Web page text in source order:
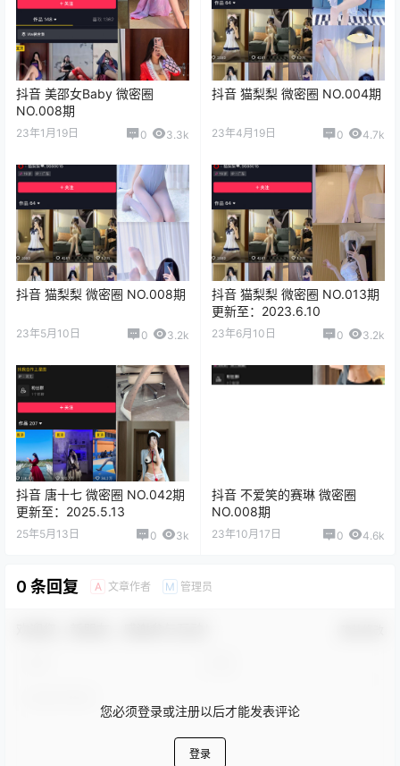
抖音 美邵女Baby 微密圈
NO.008期
23年1月19日 0 3.3k
抖音 猫梨梨 微密圈 NO.004期
23年4月19日 0 4.7k
抖音 猫梨梨 微密圈 NO.008期
23年5月10日 0 3.2k
抖音 猫梨梨 微密圈 NO.013期
更新至：2023.6.10
23年6月10日 0 3.2k
抖音 唐十七 微密圈 NO.042期
更新至：2025.5.13
25年5月13日 0 3k
抖音 不爱笑的赛琳 微密圈
NO.008期
23年10月17日 0 4.6k
0 条回复 A 文章作者 M 管理员
您必须登录或注册以后才能发表评论
登录